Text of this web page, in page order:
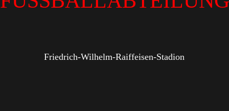
Friedrich-Wilhelm-Raiffeisen-Stadion